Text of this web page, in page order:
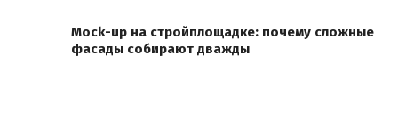
Mock-up на стройплощадке: почему сложные
фасады собирают дважды